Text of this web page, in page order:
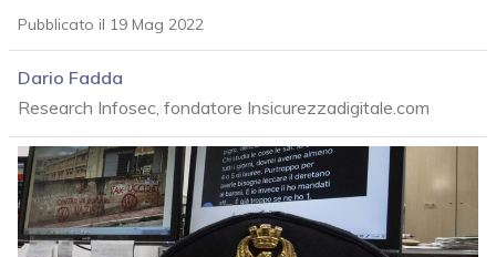
Pubblicato il 19 Mag 2022
Dario Fadda
Research Infosec, fondatore Insicurezzadigitale.com